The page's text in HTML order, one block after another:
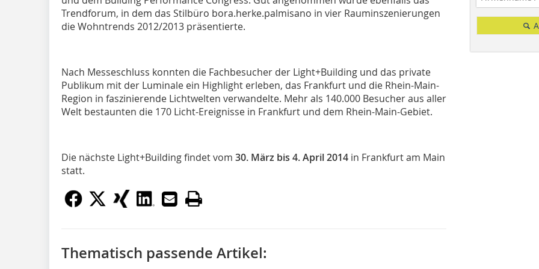
Trendforum, in dem das Stilbüro bora.herke.palmisano in vier Rauminszenierungen
die Wohntrends 2012/2013 präsentierte.
Nach Messeschluss konnten die Fachbesucher der Light+Building und das private
Publikum mit der Luminale ein Highlight erleben, das Frankfurt und die Rhein-Main-
Region in faszinierende Lichtwelten verwandelte. Mehr als 140.000 Besucher aus aller
Welt bestaunten die 170 Licht-Ereignisse in Frankfurt und dem Rhein-Main-Gebiet.
Die nächste Light+Building findet vom 30. März bis 4. April 2014 in Frankfurt am Main
statt.
Thematisch passende Artikel: